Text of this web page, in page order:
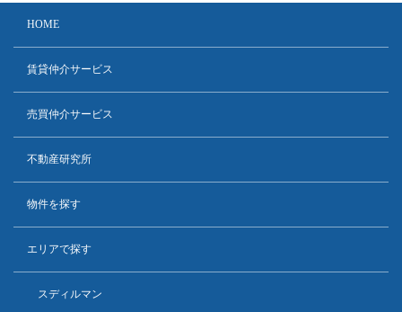
HOME
賃貸仲介サービス
売買仲介サービス
不動産研究所
物件を探す
エリアで探す
スディルマン